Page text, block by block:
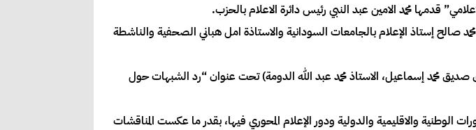
صالح إستاذ الإعلام بالجامعات السودانية والاستاذة امل هباني الصحفية والناشطة
محمد إسماعيل، الاستاذ محمد عبد الله الدومة) تحت عنوان “رد الشبهات حول
الوطنية والاقليمية والدولية ودور الإعلام المحوري فيها، بقدر ما عكست المناقشات